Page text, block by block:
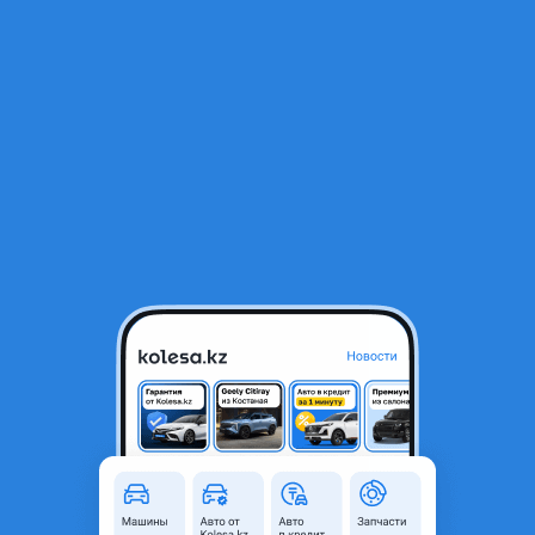
BMW F10 F07 F02 масло стакан масляный N55
Астана, Акмолинская